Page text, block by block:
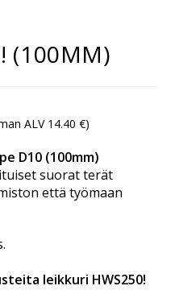
(100MM)
ALV 14.40€)
D10 (100mm)
suorat terät
että työmaan
leikkuri HWS250!